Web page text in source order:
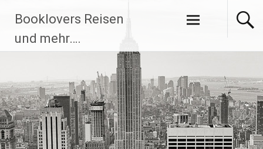
Inhalt
springen
Booklovers Reisen
und mehr….